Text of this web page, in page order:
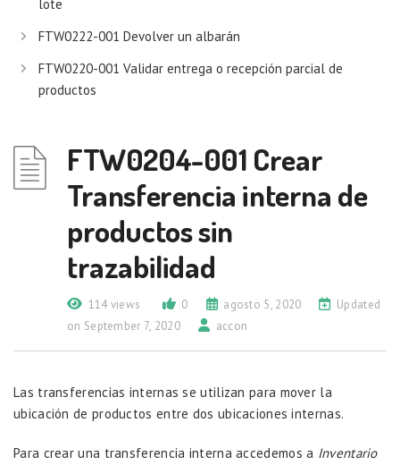
lote
FTW0222-001 Devolver un albarán
FTW0220-001 Validar entrega o recepción parcial de
productos
FTW0204-001 Crear
Transferencia interna de
productos sin
trazabilidad
114 views 0 agosto 5, 2020
Updated
on September 7, 2020
accon
Las transferencias internas se utilizan para mover la
ubicación de productos entre dos ubicaciones internas.
Para crear una transferencia interna accedemos a Inventario